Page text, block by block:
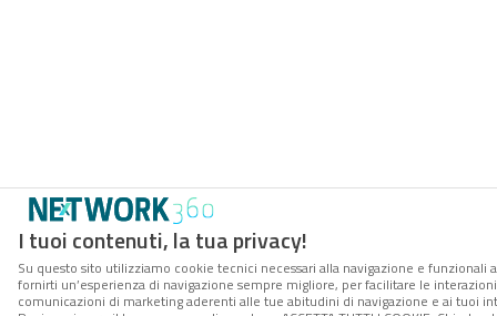
I tuoi contenuti, la tua privacy!
Su questo sito utilizziamo cookie tecnici necessari alla navigazione e
fornirti un’esperienza di navigazione sempre migliore, per facilitare le
comunicazioni di marketing aderenti alle tue abitudini di navigazione e ai tuoi